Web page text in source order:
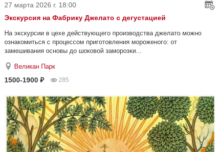
27 марта 2026 г. 18:00
Экскурсия на Фабрику Джелато с дегустацией
На экскурсии в цехе действующего производства джелато можно
ознакомиться с процессом приготовления мороженого: от
замешивания основы до шоковой заморозки...
Великан Парк
1500-1900 ₽ 285